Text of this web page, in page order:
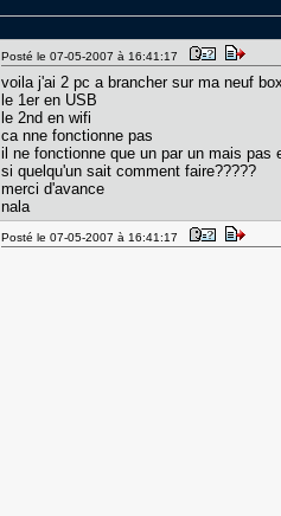
Posté le 07-05-2007 à 16:41:17
voila j'ai 2 pc a brancher sur ma neuf
le 1er en USB
le 2nd en wifi
ca nne fonctionne pas
il ne fonctionne que un par un mais pas
si quelqu'un sait comment faire?????
merci d'avance
nala
Posté le 07-05-2007 à 16:41:17